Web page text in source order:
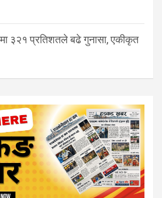
३२१ प्रतिशतले बढे गुनासा, एकीकृत